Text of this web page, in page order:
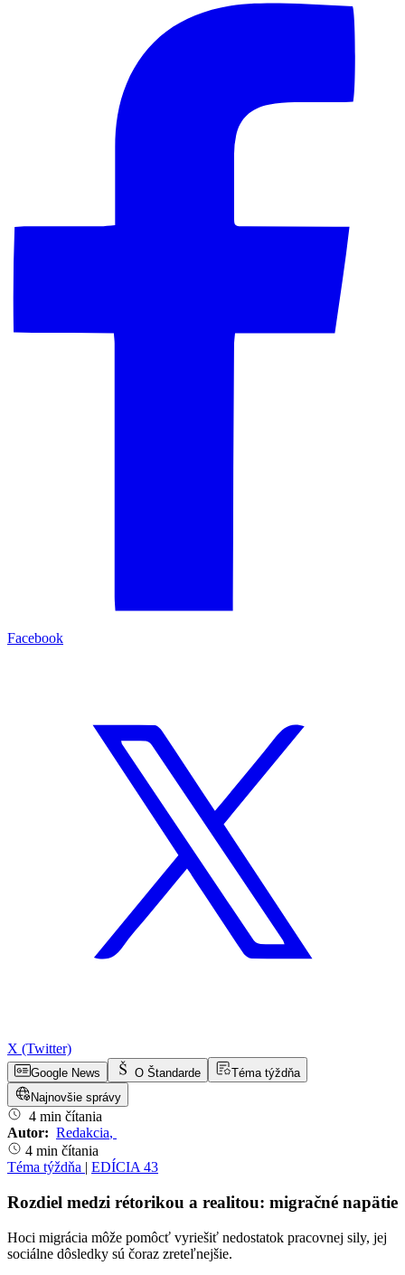
Facebook
X (Twitter)
Google News O Štandarde
Téma týždňa
Najnovšie správy
4 min čítania
Autor: Redakcia,
4 min čítania
Téma týždňa | EDÍCIA 43
Rozdiel medzi rétorikou a realitou: migračné napätie
Hoci migrácia môže pomôcť vyriešiť nedostatok pracovnej sily, jej
sociálne dôsledky sú čoraz zreteľnejšie.